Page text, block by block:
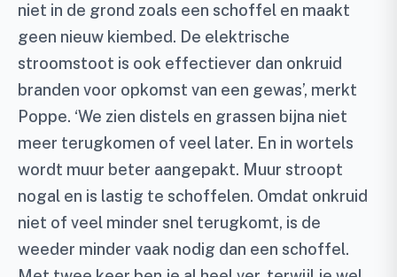
niet in de grond zoals een schoffel en maakt
geen nieuw kiembed. De elektrische
stroomstoot is ook effectiever dan onkruid
branden voor opkomst van een gewas’, merkt
Poppe. ‘We zien distels en grassen bijna niet
meer terugkomen of veel later. En in wortels
wordt muur beter aangepakt. Muur stroopt
nogal en is lastig te schoffelen. Omdat onkruid
niet of veel minder snel terugkomt, is de
weeder minder vaak nodig dan een schoffel.